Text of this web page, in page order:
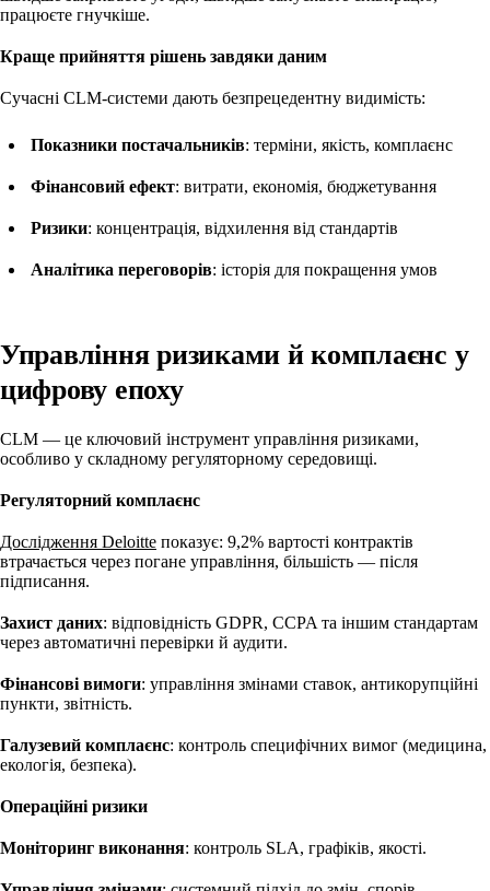
працюєте гнучкіше.
Краще прийняття рішень завдяки даним
Сучасні CLM-системи дають безпрецедентну видимість:
Показники постачальників: терміни, якість, комплаєнс
Фінансовий ефект: витрати, економія, бюджетування
Ризики: концентрація, відхилення від стандартів
Аналітика переговорів: історія для покращення умов
Управління ризиками й комплаєнс у
цифрову епоху
CLM — це ключовий інструмент управління ризиками,
особливо у складному регуляторному середовищі.
Регуляторний комплаєнс
Дослідження Deloitte показує: 9,2% вартості контрактів
втрачається через погане управління, більшість — після
підписання.
Захист даних: відповідність GDPR, CCPA та іншим стандартам
через автоматичні перевірки й аудити.
Фінансові вимоги: управління змінами ставок, антикорупційні
пункти, звітність.
Галузевий комплаєнс: контроль специфічних вимог (медицина,
екологія, безпека).
Операційні ризики
Моніторинг виконання: контроль SLA, графіків, якості.